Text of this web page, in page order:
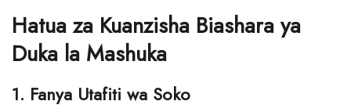
Hatua za Kuanzisha Biashara ya
Duka la Mashuka
1. Fanya Utafiti wa Soko